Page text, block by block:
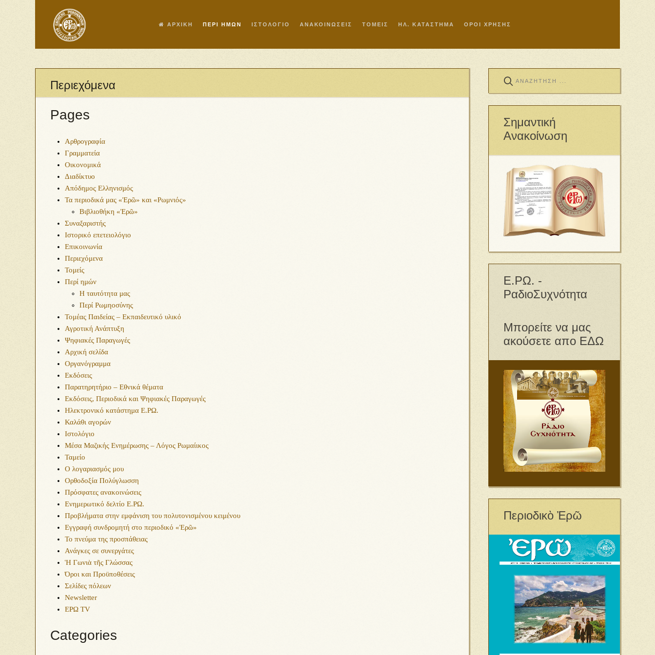
ΑΡΧΙΚΗ ΠΕΡΙ ΗΜΩΝ ΙΣΤΟΛΟΓΙΟ ΑΝΑΚΟΙΝΩΣΕΙΣ ΤΟΜΕΙΣ ΗΛ. ΚΑΤΑΣΤΗΜΑ ΟΡΟΙ ΧΡΗΣΗΣ
Περιεχόμενα
Pages
Αρθρογραφία
Γραμματεία
Οικονομικά
Διαδίκτυο
Απόδημος Ελληνισμός
Τα περιοδικά μας «Ἐρῶ» και «Ρωμνιός»
Βιβλιοθήκη «Ἐρῶ»
Συναξαριστής
Ιστορικό επετειολόγιο
Επικοινωνία
Περιεχόμενα
Τομείς
Περί ημών
Η ταυτότητα μας
Περί Ρωμηοσύνης
Τομέας Παιδείας – Εκπαιδευτικό υλικό
Αγροτική Ανάπτυξη
Ψηφιακές Παραγωγές
Αρχική σελίδα
Οργανόγραμμα
Εκδόσεις
Παρατηρητήριο – Εθνικά θέματα
Εκδόσεις, Περιοδικά και Ψηφιακές Παραγωγές
Ηλεκτρονικό κατάστημα Ε.ΡΩ.
Καλάθι αγορών
Ιστολόγιο
Μέσα Μαζικής Ενημέρωσης – Λόγος Ρωμαίικος
Ταμείο
Ο λογαριασμός μου
Ορθοδοξία Πολύγλωσση
Πρόσφατες ανακοινώσεις
Ενημερωτικό δελτίο Ε.ΡΩ.
Προβλήματα στην εμφάνιση του πολυτονισμένου κειμένου
Εγγραφή συνδρομητή στο περιοδικό «Ἐρῶ»
Το πνεύμα της προσπάθειας
Ανάγκες σε συνεργάτες
Ἡ Γωνιὰ τῆς Γλώσσας
Όροι και Προϋποθέσεις
Σελίδες πόλεων
Newsletter
ΕΡΩ TV
Categories
Σημαντική
Ανακοίνωση
Ε.ΡΩ. -
ΡαδιοΣυχνότητα
Μπορείτε να μας
ακούσετε απο ΕΔΩ
Περιοδικὸ Ἐρῶ